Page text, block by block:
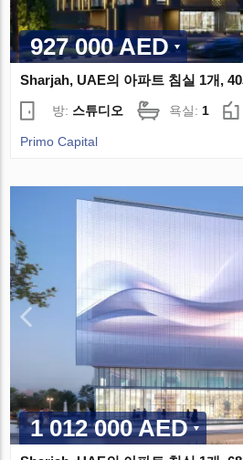
927 000 AED
Sharjah, UAE의 아파트 침실 1개,
방: 스튜디오 욕실: 1
Primo Capital
1 012 000 AED